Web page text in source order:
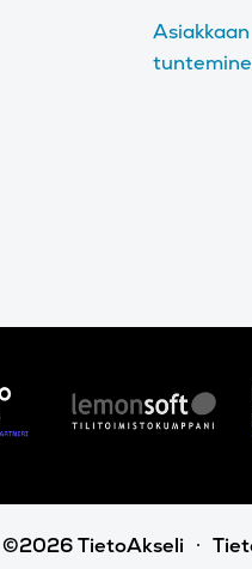
Asiakkaan
©2026 TietoAkseli